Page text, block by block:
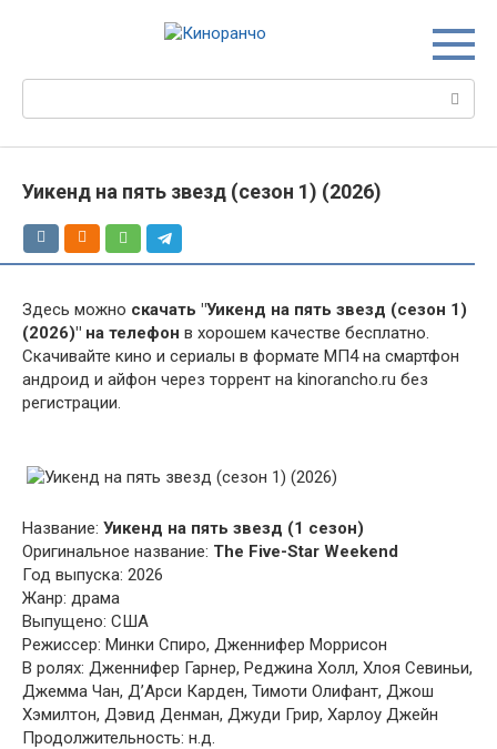
Уикенд на пять звезд (сезон 1) (2026)
Здесь можно скачать "Уикенд на пять звезд (сезон 1)
(2026)" на телефон в хорошем качестве бесплатно.
Скачивайте кино и сериалы в формате МП4 на смартфон
андроид и айфон через торрент на kinorancho.ru без
регистрации.
Название: Уикенд на пять звезд (1 сезон)
Оригинальное название: The Five-Star Weekend
Год выпуска: 2026
Жанр: драма
Выпущено: США
Режиссер: Минки Спиро, Дженнифер Моррисон
В ролях: Дженнифер Гарнер, Реджина Холл, Хлоя Севиньи,
Джемма Чан, Д’Арси Карден, Тимоти Олифант, Джош
Хэмилтон, Дэвид Денман, Джуди Грир, Харлоу Джейн
Продолжительность: н.д.